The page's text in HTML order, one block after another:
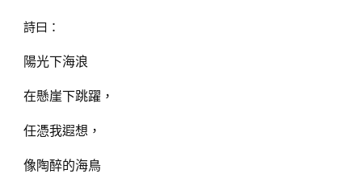
詩曰：
陽光下海浪
在懸崖下跳躍，
任憑我遐想，
像陶醉的海鳥